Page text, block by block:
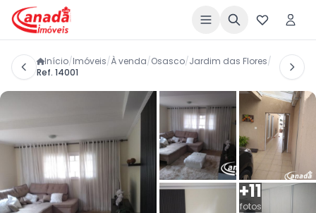
Início/Imóveis/À venda/Osasco/Jardim das Flores/
Ref. 14001
+11
fotos